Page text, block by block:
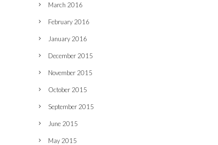
March 2016
February 2016
January 2016
December 2015
November 2015
October 2015
September 2015
June 2015
May 2015